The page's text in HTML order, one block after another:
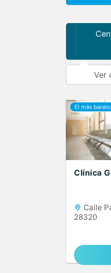
Ver
Clínica
Calle
28320